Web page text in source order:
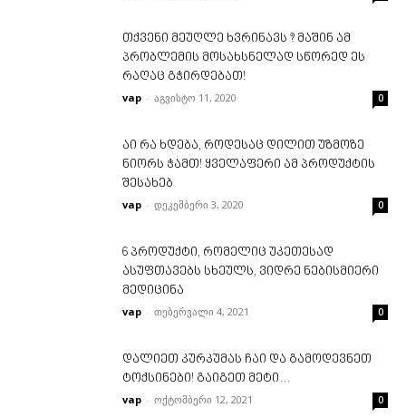
თქვენი მეუღლე ხვრინავს ? მაშინ ამ
პრობლემის მოსახსნელად სწორედ ეს
რაღაც გჭირდებათ!
vap - აგვისტო 11, 2020 0
აი რა ხდება, როდესაც დილით უზმოზე
ნიორს ჭამთ! ყველაფერი ამ პროდუქტის
შესახებ
vap - დეკემბერი 3, 2020 0
6 პროდუქტი, რომელიც უკეთესად
ასუფთავებს სხეულს, ვიდრე ნებისმიერი
მედიცინა
vap - თებერვალი 4, 2021 0
დალიეთ კურკუმას ჩაი და გამოდევნეთ
ტოქსინები! გაიგეთ მეტი…
vap - ოქტომბერი 12, 2021 0